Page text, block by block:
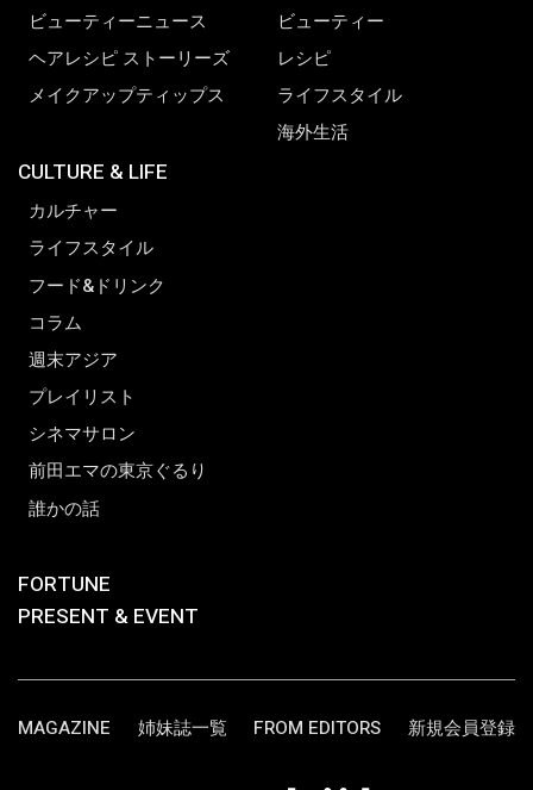
ビューティーニュース
ヘアレシピ ストーリーズ
メイクアップティップス
CULTURE & LIFE
カルチャー
ライフスタイル
フード&ドリンク
コラム
週末アジア
プレイリスト
シネマサロン
前田エマの東京ぐるり
誰かの話
ビューティー
レシピ
ライフスタイル
海外生活
FORTUNE
PRESENT & EVENT
MAGAZINE 姉妹誌一覧 FROM EDITORS 新規会員登録